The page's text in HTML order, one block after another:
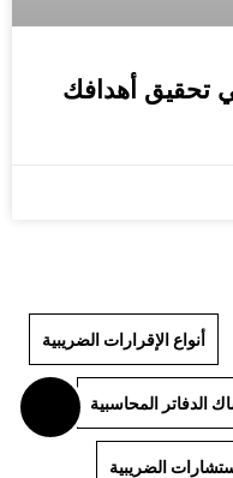
تحقيق أهدافك
أنواع الإقرارات الضريبية
الدفاتر المحاسبية
الضريبية